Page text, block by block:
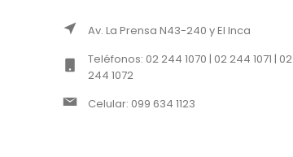
Av. La Prensa N43-240 y El Inca
Teléfonos: 02 244 1070 | 02 244 1071 | 02
244 1072
Celular: 099 634 1123